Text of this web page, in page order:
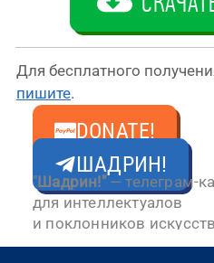
Для бес­плат­но­го
пиши­те.
DONATE!
ШАДРИН!
"Шадрин!"— телеграм-
для интеллектуалов
и поклонников